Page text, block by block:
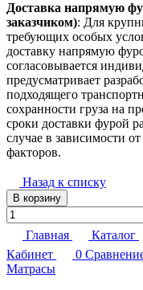
Доставка напрямую
заказчиком): Для
требующих особых
доставку напрямую
согласовывается
предусматривает
подходящего
сохранности груза на
сроки доставки фурой
случае в зависимости
факторов.
Назад к списку
В корзину
Главная Каталог
Кабинет
0
Матрасы